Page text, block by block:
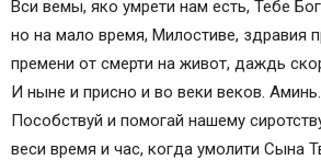
Вси вемы, яко умрети нам есть, Тебе
но на мало время, Милостиве, здравия
премени от смерти на живот, даждь
И ныне и присно и во веки веков. Аминь.
Пособствуй и помогай нашему
веси время и час, когда умолити Сына